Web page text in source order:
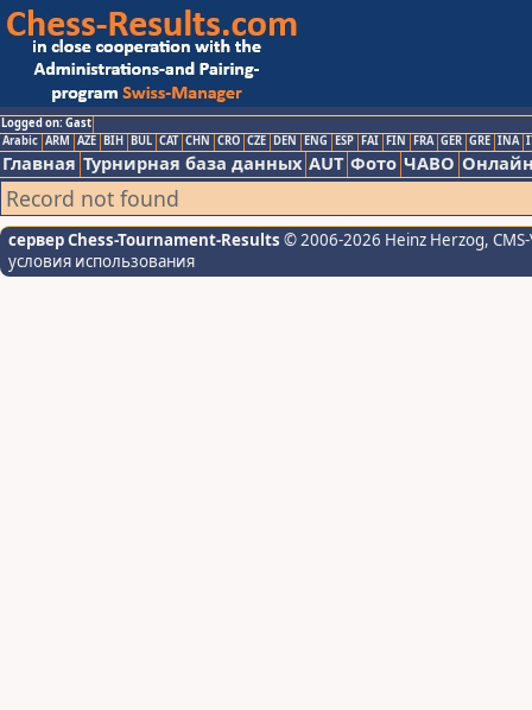
Logged on: Gast
Arabic ARM AZE BIH BUL CAT CHN CRO CZE DEN ENG ESP FAI FIN FRA GER GRE INA
Главная Турнирная база данных AUT Фото ЧАВО
Record not found
сервер Chess-Tournament-Results © 2006-2026 Heinz Herzog,
условия использования